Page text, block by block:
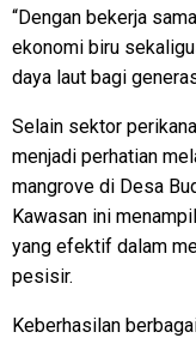
“Dengan bekerja
ekonomi biru
daya laut bagi
Selain sektor
menjadi perhatian
mangrove di Desa
Kawasan ini
yang efektif dalam
pesisir.
Keberhasilan